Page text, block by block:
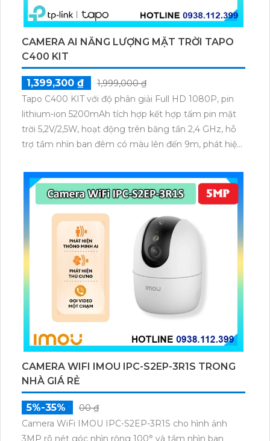
CAMERA AI NĂNG LƯỢNG MẶT TRỜI TAPO
C400 KIT
1,399,300 ₫
1,999,000 ₫
Tapo C400 KIT với độ phân giải Full HD 1080P, pin
lithium-ion 5200mAh tích hợp kết hợp tấm pin mặt
trời 5,2V/2,5W, hoạt động trên băng tần 2,4 GHz, hỗ
trợ tầm nhìn ban đêm có màu lên đến 9m, phát hiện
dữ liệu qua thẻ microSD lên đến 512GB.
CAMERA WIFI IMOU IPC-S2EP-3R1S TRONG
NHÀ GIÁ RẺ
5%-35%
00 ₫
Camera WiFi IMOU IPC-S2EP-3R1S cho hình ảnh
3MP rõ nét góc nhìn rộng 100° và tầm nhìn ban